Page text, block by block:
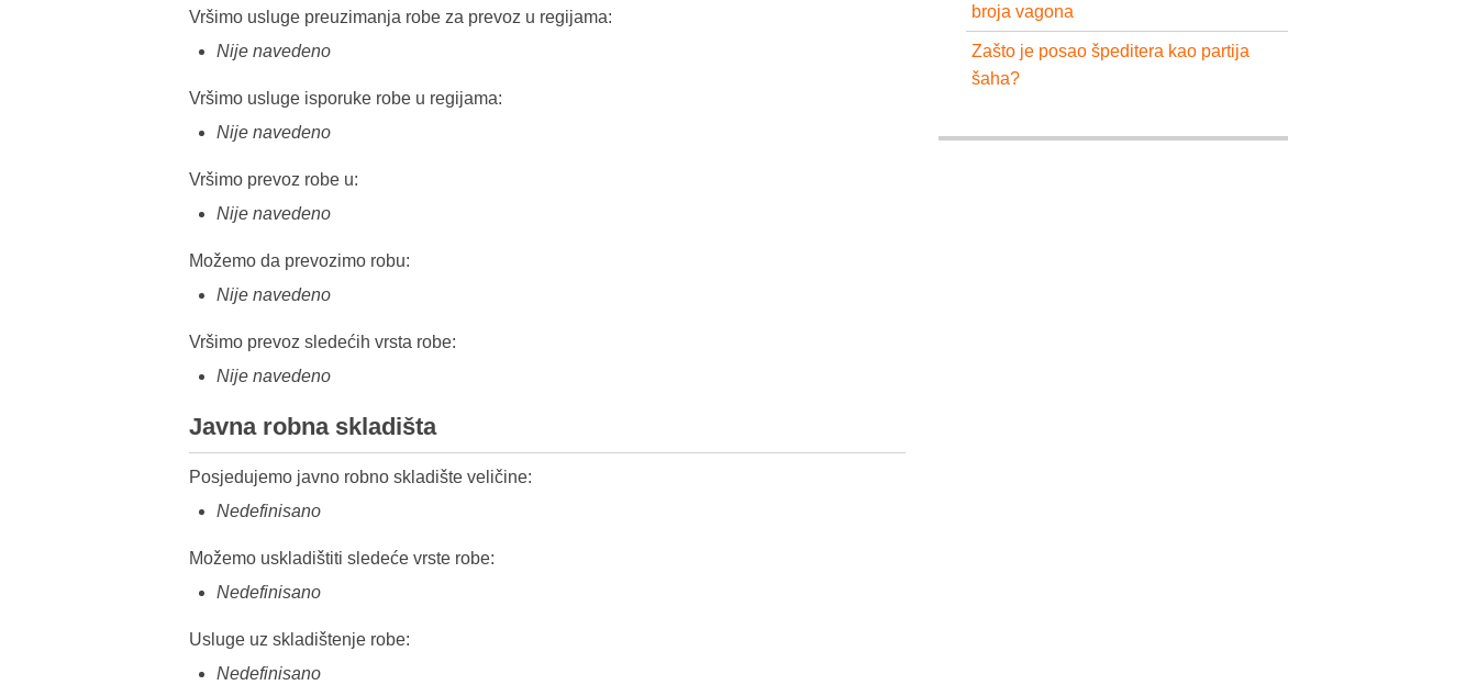
Vršimo usluge preuzimanja robe za prevoz u regijama:
Nije navedeno
Vršimo usluge isporuke robe u regijama:
Nije navedeno
Vršimo prevoz robe u:
Nije navedeno
Možemo da prevozimo robu:
Nije navedeno
Vršimo prevoz sledećih vrsta robe:
Nije navedeno
Javna robna skladišta
Posjedujemo javno robno skladište veličine:
Nedefinisano
Možemo uskladištiti sledeće vrste robe:
Nedefinisano
Usluge uz skladištenje robe:
Nedefinisano
broja vagona
Zašto je posao špeditera kao partija
šaha?